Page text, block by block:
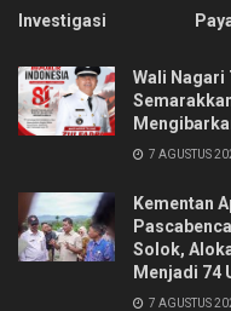
Investigasi
Wali Nagari
7 AGUSTUS
Kementan
Solok,
Menjadi 74
7 AGUSTUS